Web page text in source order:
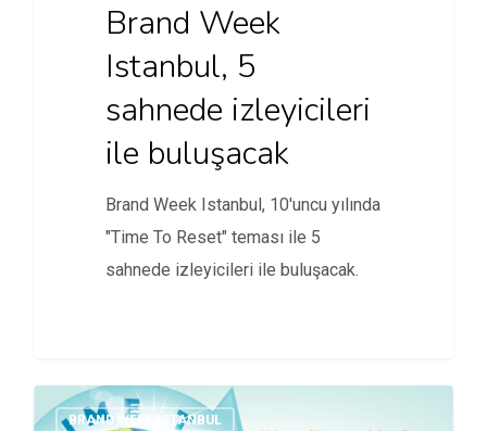
Brand Week
Istanbul, 5
sahnede izleyicileri
ile buluşacak
Brand Week Istanbul, 10'uncu yılında
"Time To Reset" teması ile 5
sahnede izleyicileri ile buluşacak.
BRAND WEEK ISTANBUL